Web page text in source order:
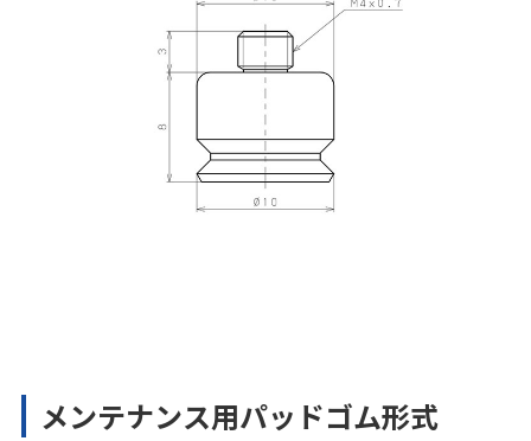
メンテナンス用パッドゴム形式